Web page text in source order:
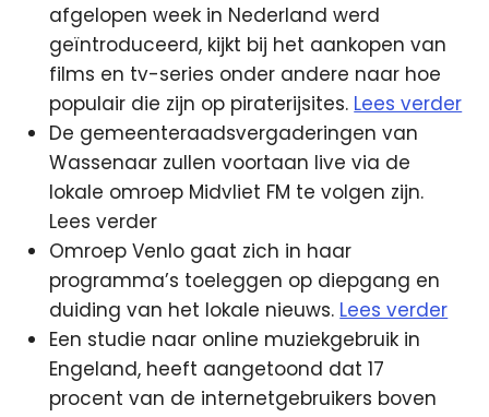
afgelopen week in Nederland werd
geïntroduceerd, kijkt bij het aankopen van
films en tv-series onder andere naar hoe
populair die zijn op piraterijsites. Lees verder
De gemeenteraadsvergaderingen van
Wassenaar zullen voortaan live via de
lokale omroep Midvliet FM te volgen zijn.
Lees verder
Omroep Venlo gaat zich in haar
programma’s toeleggen op diepgang en
duiding van het lokale nieuws. Lees verder
Een studie naar online muziekgebruik in
Engeland, heeft aangetoond dat 17
procent van de internetgebruikers boven